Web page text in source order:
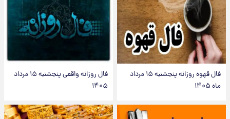
فال قهوه روزانه پنجشنبه ۱۵ مرداد
ماه ۱۴۰۵
فال روزانه واقعی پنجشنبه ۱۵ مرداد
۱۴۰۵